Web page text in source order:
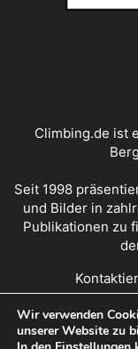
Climbing.de ist
Seit 1998
und Bilder in
Publikationen zu
Über
Wir verwenden
unserer Website zu